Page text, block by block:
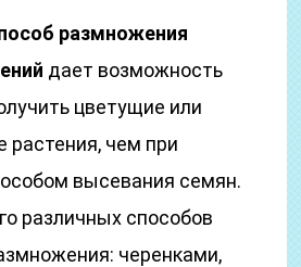
размножения
дает возможность
цветущие или
чем при
высевания семян.
различных способов
черенками,